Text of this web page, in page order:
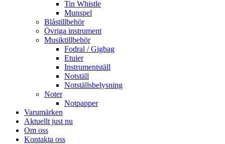
Tin Whistle
Munspel
Blåstillbehör
Övriga instrument
Musiktillbehör
Fodral / Gigbag
Etuier
Instrumentställ
Notställ
Notställsbelysning
Noter
Notpapper
Varumärken
Aktuellt just nu
Om oss
Kontakta oss